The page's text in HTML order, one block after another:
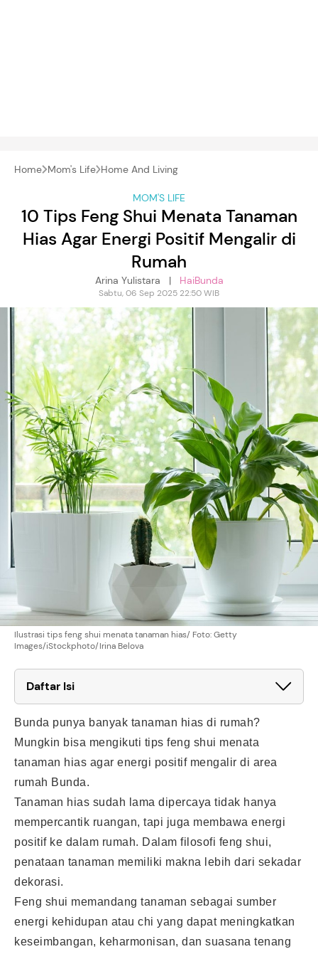
Home Mom's Life Home And Living
MOM'S LIFE
10 Tips Feng Shui Menata Tanaman
Hias Agar Energi Positif Mengalir di
Rumah
Arina Yulistara | HaiBunda
Sabtu, 06 Sep 2025 22:50 WIB
Ilustrasi tips feng shui menata tanaman hias/ Foto: Getty
Images/iStockphoto/Irina Belova
Daftar Isi
Bunda punya banyak tanaman hias di rumah?
Mungkin bisa mengikuti tips feng shui menata
tanaman hias agar energi positif mengalir di area
rumah Bunda.
Tanaman hias sudah lama dipercaya tidak hanya
mempercantik ruangan, tapi juga membawa energi
positif ke dalam rumah. Dalam filosofi feng shui,
penataan tanaman memiliki makna lebih dari sekadar
dekorasi.
Feng shui memandang tanaman sebagai sumber
energi kehidupan atau chi yang dapat meningkatkan
keseimbangan, keharmonisan, dan suasana tenang